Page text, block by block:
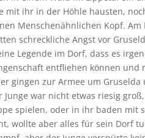
ihr in der Höhle hausten,
Menschenähnlichen Kopf.Am
schreckliche Angst vor
Legende im Dorf, dass es
entfliehen können
gingen zur Armee um
Junge war nicht etwas riesig
spielen, oder in ihr baden mit
wollte aber alles für sein Dorf